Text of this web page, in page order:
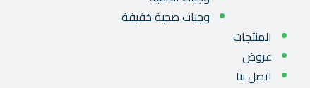
وجبات صحية خفيفة
المنتجات
عروض
اتصل بنا